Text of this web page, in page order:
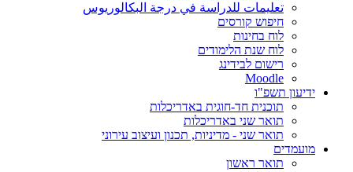
تعليمات للدراسة في درجة البكالوريوس
חיפוש קורסים
לוח בחינות
לוח שנת הלימודים
רישום לבידינג
Moodle
ידיעון תשפ"ו
תוכנית חד-חוגית באדריכלות
תואר שני באדריכלות
תואר שני - מדיניות, תכנון ועיצוב עירוני
מועמדים
תואר ראשון